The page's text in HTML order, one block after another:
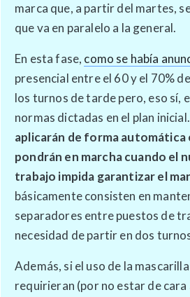
marca que, a partir del martes,
que va en paralelo a la general.
En esta fase, como se había
presencial entre el 60 y el 70%
los turnos de tarde pero, eso sí,
normas dictadas en el plan
aplicarán de forma
pondrán en marcha cuando el
trabajo impida garantizar el
básicamente consisten en
separadores entre puestos de
necesidad de partir en dos
Además, si el uso de la
requirieran (por no estar de